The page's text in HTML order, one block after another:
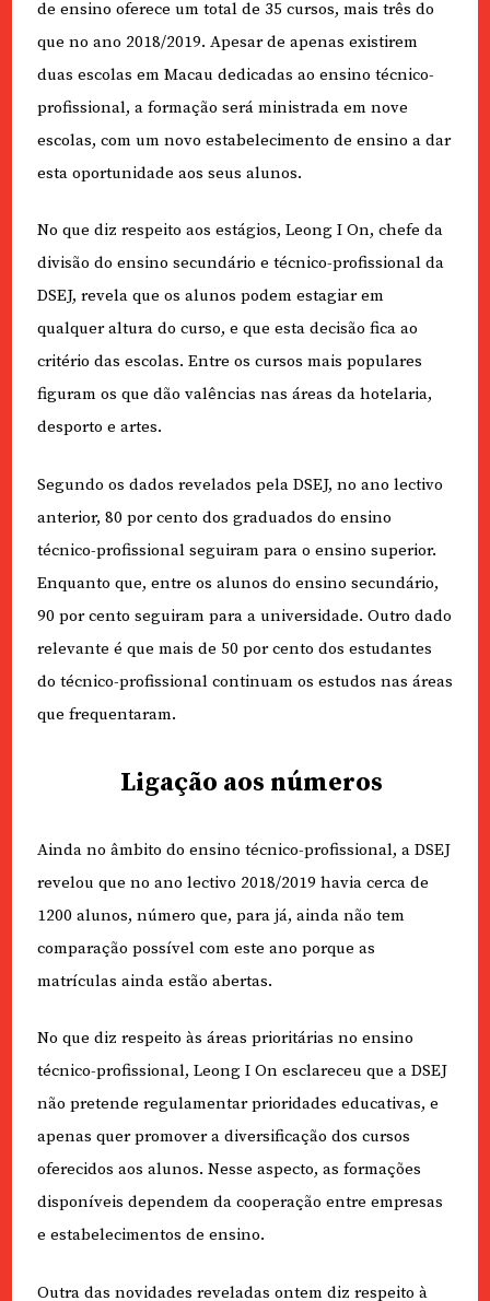
de ensino oferece um total de 35 cursos, mais três do
que no ano 2018/2019. Apesar de apenas existirem
duas escolas em Macau dedicadas ao ensino técnico-
profissional, a formação será ministrada em nove
escolas, com um novo estabelecimento de ensino a dar
esta oportunidade aos seus alunos.
No que diz respeito aos estágios, Leong I On, chefe da
divisão do ensino secundário e técnico-profissional da
DSEJ, revela que os alunos podem estagiar em
qualquer altura do curso, e que esta decisão fica ao
critério das escolas. Entre os cursos mais populares
figuram os que dão valências nas áreas da hotelaria,
desporto e artes.
Segundo os dados revelados pela DSEJ, no ano lectivo
anterior, 80 por cento dos graduados do ensino
técnico-profissional seguiram para o ensino superior.
Enquanto que, entre os alunos do ensino secundário,
90 por cento seguiram para a universidade. Outro dado
relevante é que mais de 50 por cento dos estudantes
do técnico-profissional continuam os estudos nas áreas
que frequentaram.
Ligação aos números
Ainda no âmbito do ensino técnico-profissional, a DSEJ
revelou que no ano lectivo 2018/2019 havia cerca de
1200 alunos, número que, para já, ainda não tem
comparação possível com este ano porque as
matrículas ainda estão abertas.
No que diz respeito às áreas prioritárias no ensino
técnico-profissional, Leong I On esclareceu que a DSEJ
não pretende regulamentar prioridades educativas, e
apenas quer promover a diversificação dos cursos
oferecidos aos alunos. Nesse aspecto, as formações
disponíveis dependem da cooperação entre empresas
e estabelecimentos de ensino.
Outra das novidades reveladas ontem diz respeito à